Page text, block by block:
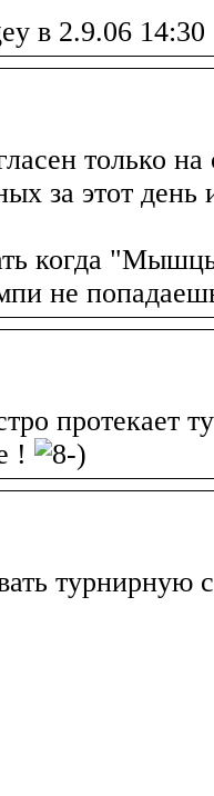
в 2.9.06
только
за этот день
когда
не
протекает
!
турнирную